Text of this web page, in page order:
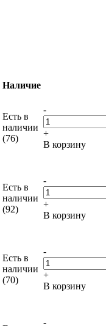
Наличие
Есть в
наличии
(76)
-
+
В корзину
Есть в
наличии
(92)
-
+
В корзину
Есть в
наличии
(70)
-
+
В корзину
-